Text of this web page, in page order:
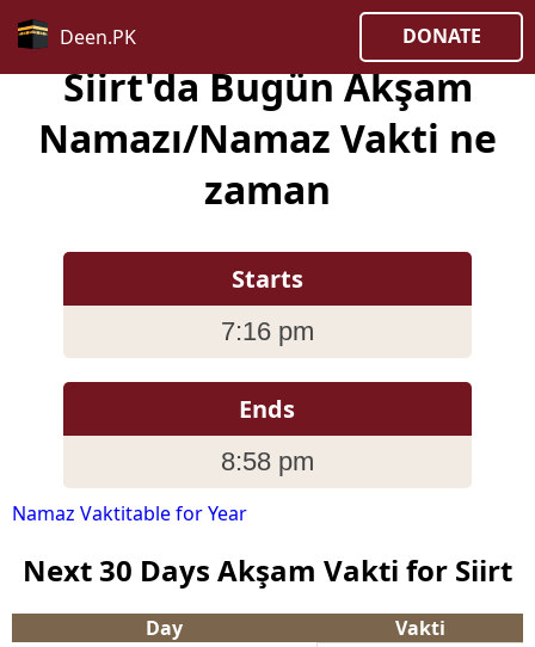
Deen.PK DONATE
Siirt'da Bugün Akşam
Namazı/Namaz Vakti ne
zaman
Starts
7:16 pm
Ends
8:58 pm
Namaz Vaktitable for Year
Next 30 Days Akşam Vakti for Siirt
Day
Vakti